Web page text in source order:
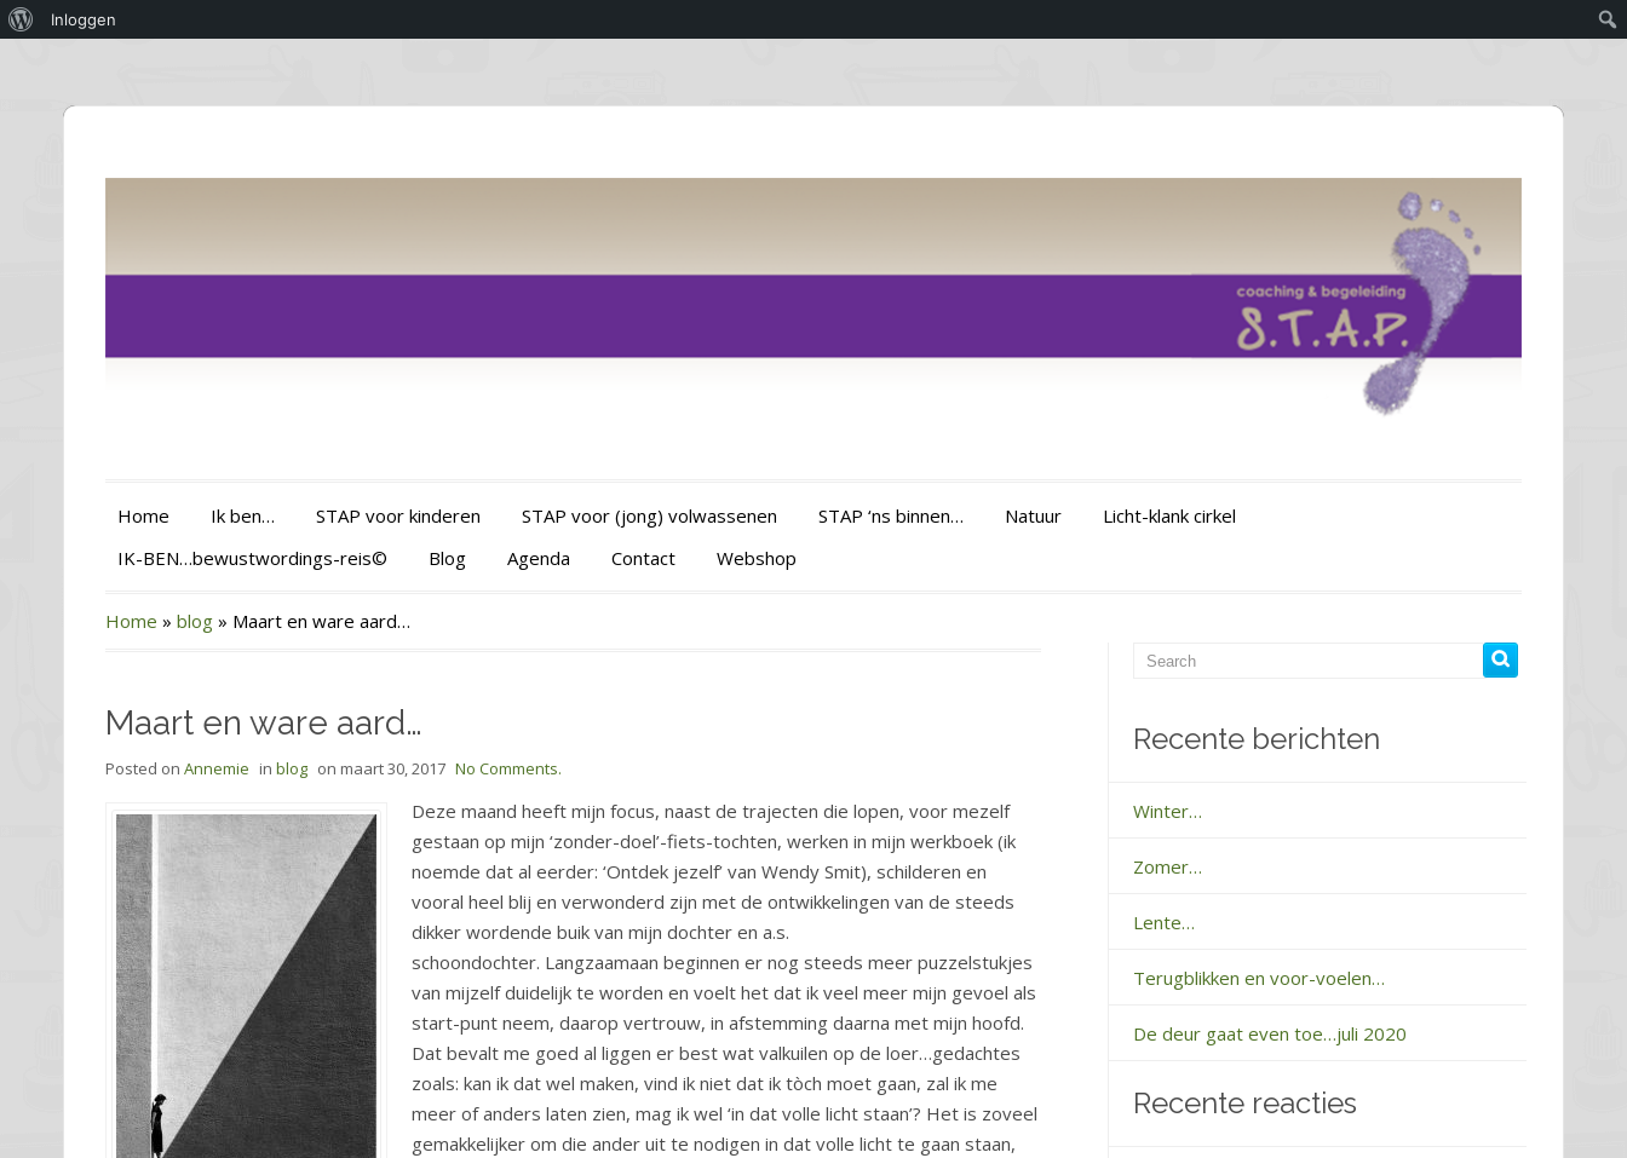
Home Ik ben… STAP voor kinderen STAP voor (jong) volwassenen STAP ‘ns binnen… Natuur
Licht-klank cirkel
IK-BEN…bewustwordings-reis©
Blog Agenda Contact Webshop
Home » blog » Maart en ware aard…
Maart en ware aard…
Posted on Annemie in blog on maart 30, 2017 No Comments.
Deze maand heeft mijn focus, naast de trajecten die lopen, voor mezelf
gestaan op mijn ‘zonder-doel’-fiets-tochten, werken in mijn werkboek (ik
noemde dat al eerder: ‘Ontdek jezelf’ van Wendy Smit), schilderen en
vooral heel blij en verwonderd zijn met de ontwikkelingen van de steeds
dikker wordende buik van mijn dochter en a.s.
schoondochter. Langzaamaan beginnen er nog steeds meer puzzelstukjes
van mijzelf duidelijk te worden en voelt het dat ik veel meer mijn gevoel als
start-punt neem, daarop vertrouw, in afstemming daarna met mijn hoofd.
Dat bevalt me goed al liggen er best wat valkuilen op de loer…gedachtes
zoals: kan ik dat wel maken, vind ik niet dat ik tòch moet gaan, zal ik me
meer of anders laten zien, mag ik wel ‘in dat volle licht staan’? Het is zoveel
gemakkelijker om die ander uit te nodigen in dat volle licht te gaan staan,
Recente berichten
Winter…
Zomer…
Lente…
Terugblikken en voor-voelen…
De deur gaat even toe…juli 2020
Recente reacties
Over
Inloggen